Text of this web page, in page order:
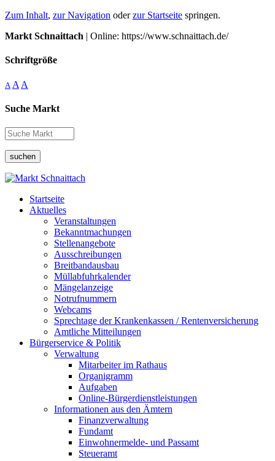
Zum Inhalt, zur Navigation oderzur Startseite springen.
Markt Schnaittach | Online: https://www.schnaittach.de/
Schriftgröße
A A A
Suche Markt
suchen
Startseite
Aktuelles
Veranstaltungen
Bekanntmachungen
Stellenangebote
Ausschreibungen
Breitbandausbau
Müllabfuhrkalender
Mängelanzeige
Notrufnummern
Webcams
Sprechtage der Krankenkassen / Rentenversicherung
Amtliche Mitteilungen
Bürgerservice & Politik
Verwaltung
Mitarbeiter im Rathaus
Organigramm
Aufgaben
Online-Bürgerdienstleistungen
Informationen aus den Ämtern
Finanzverwaltung
Fundamt
Einwohnermelde- und Passamt
Steueramt